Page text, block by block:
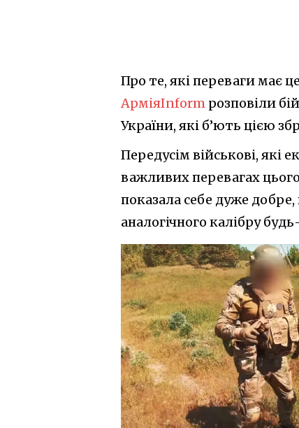
Про те, які переваги має
АрміяInform розповіли
України, які б’ють цією
Передусім військові, які
важливих перевагах
показала себе дуже
аналогічного калібру